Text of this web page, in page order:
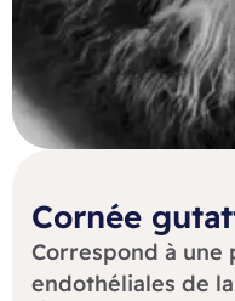
Cornée
Correspond à une
endothéliales de